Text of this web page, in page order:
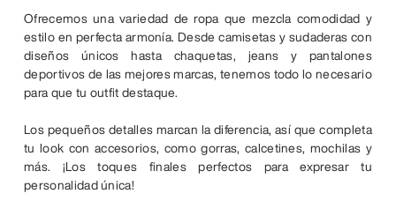
Ofrecemos una variedad de ropa que mezcla comodidad y
estilo en perfecta armonía. Desde camisetas y sudaderas con
diseños únicos hasta chaquetas, jeans y pantalones
deportivos de las mejores marcas, tenemos todo lo necesario
para que tu outfit destaque.
Los pequeños detalles marcan la diferencia, así que completa
tu look con accesorios, como gorras, calcetines, mochilas y
más. ¡Los toques finales perfectos para expresar tu
personalidad única!